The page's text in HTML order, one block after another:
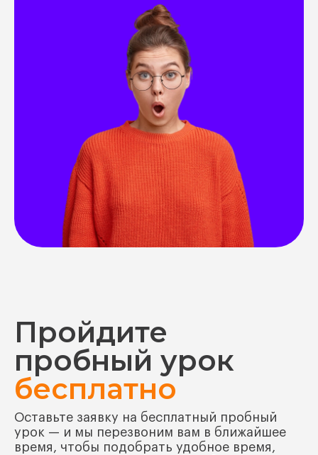
Пройдите
пробный урок
бесплатно
Оставьте заявку на бесплатный пробный
урок — и мы перезвоним вам в ближайшее
время, чтобы подобрать удобное время,